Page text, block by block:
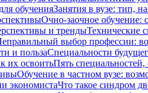
обученияЗанятия в вузе: тип,
Очно-заочное обучение:
и трендыТехнические
выбор профессии:
и пользаСпециальности
их освоитьПять
Обучение в частном вузе:
экономистаЧто такое синдром